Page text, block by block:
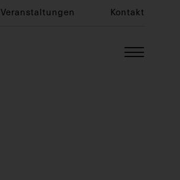
Veranstaltungen Kontakt